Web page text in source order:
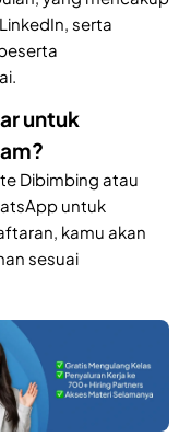
serta
untuk
Dibimbing atau
untuk
kamu akan
sesuai